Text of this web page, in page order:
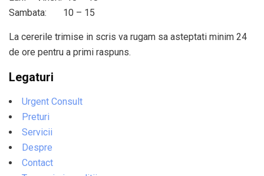
Sambata: 10 – 15
La cererile trimise in scris va rugam sa asteptati minim 24
de ore pentru a primi raspuns.
Legaturi
Urgent Consult
Preturi
Servicii
Despre
Contact